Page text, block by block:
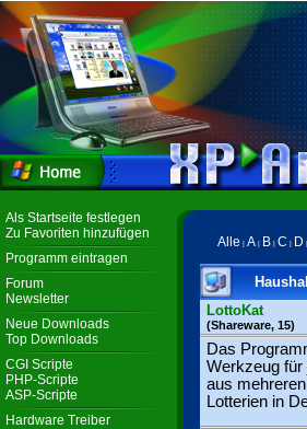
Als Startseite festlegen
Zu Favoriten hinzufügen
Programm eintragen
Forum
Newsletter
Neue Downloads
Top Downloads
CGI Scripte
PHP-Scripte
ASP-Scripte
Hardware Treiber
Alle A B C D
LottoKat
(Shareware, 15)
Das
Werkzeug für
aus
Lotterien in